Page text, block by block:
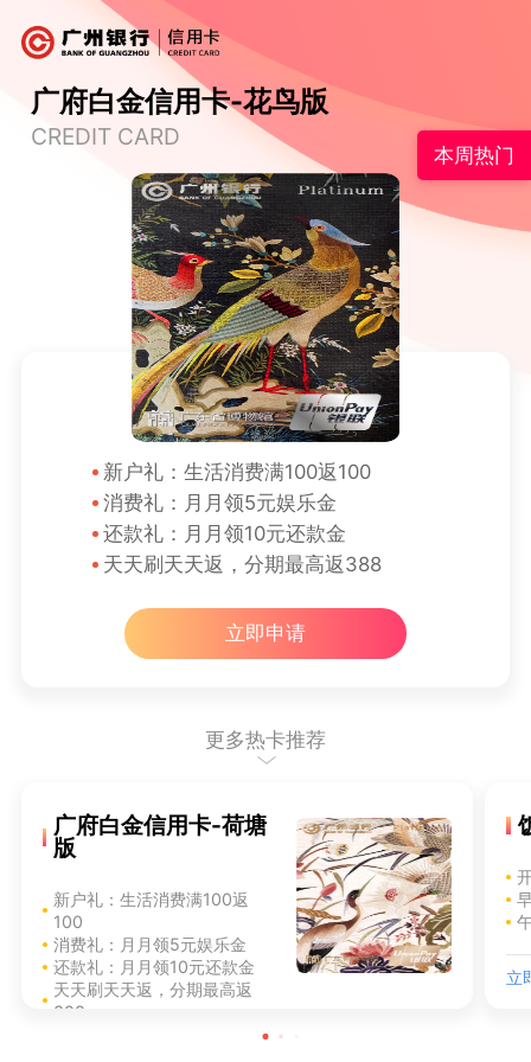
广府白金信用卡-花鸟版
CREDIT CARD
新户礼：生活消费满100返100
消费礼：月月领5元娱乐金
还款礼：月月领10元还款金
天天刷天天返，分期最高返388
立即申请
本周热门
更多热卡推荐
广府白金信用卡-荷塘
版
新户礼：生活消费满100返
100
消费礼：月月领5元娱乐金
还款礼：月月领10元还款金
天天刷天天返，分期最高返
388
立